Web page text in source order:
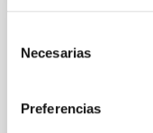
Necesarias
Preferencias
Doctorandos
Arqueología
‘otros
el Cosmos